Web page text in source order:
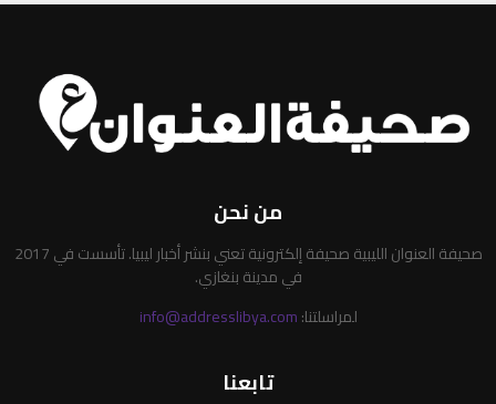
من نحن
صحيفة العنوان الليبية صحيفة إلكترونية تعني بنشر أخبار ليبيا. تأسست في 2017
في مدينة بنغازي.
لمراسلتنا:info@addresslibya.com
تابعنا